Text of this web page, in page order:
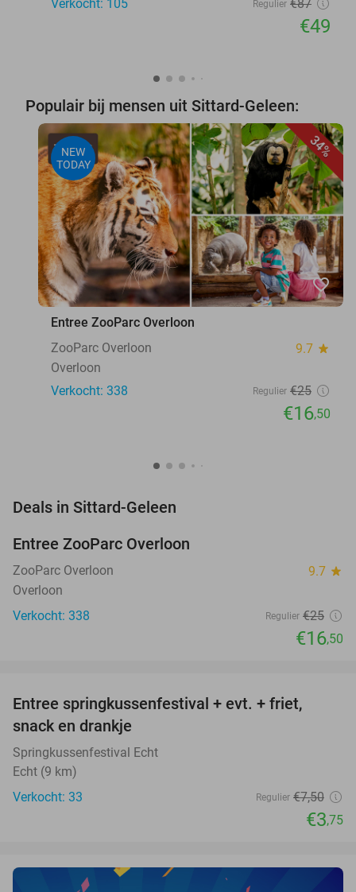
Verkocht: 105 Regulier €87
€49
Populair bij mensen uit Sittard-Geleen:
34%
NEW
TODAY
favorite_border
Entree ZooParc Overloon
ZooParc Overloon
9.7 star
Overloon
Verkocht: 338
Regulier €25
€16,50
Deals in Sittard-Geleen
TODAY
Entree ZooParc Overloon
ZooParc Overloon 9.7 star
Overloon
Verkocht: 338
Regulier €25
€16,50
TODAY
Entree springkussenfestival + evt. + friet,
snack en drankje
Springkussenfestival Echt
Echt (9 km)
Verkocht: 33
Regulier €7,50
€3,75